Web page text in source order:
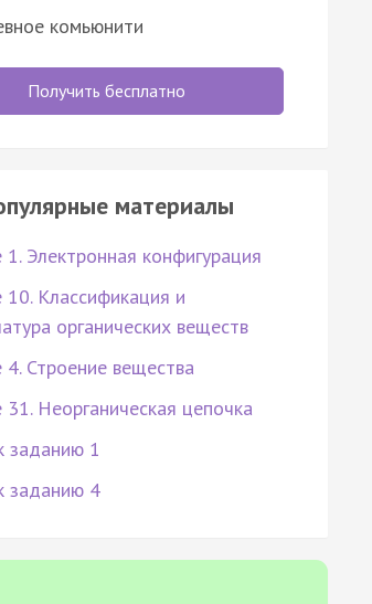
комьюнити
Получить бесплатно
материалы
Электронная конфигурация
10. Классификация и
органических веществ
4. Строение вещества
Неорганическая цепочка
заданию 1
заданию 4